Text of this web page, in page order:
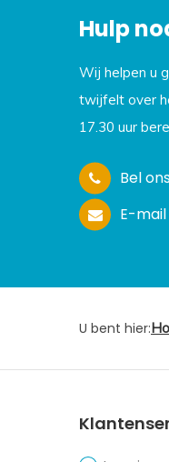
Hulp
Wij helpen u
twijfelt over
17.30 uur
Bel
E-
U bent hier: